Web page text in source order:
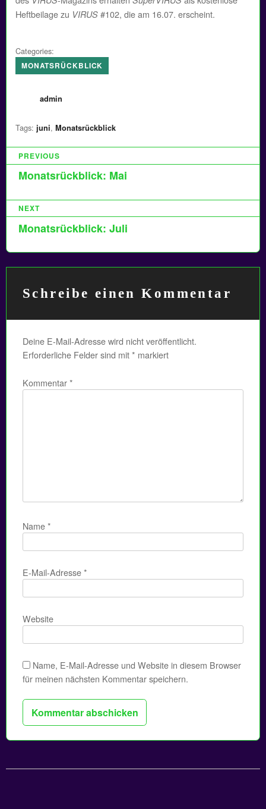
Heftbeilage zu VIRUS #102, die am 16.07. erscheint.
Categories:
MONATSRÜCKBLICK
Author
admin
Tags: juni, Monatsrückblick
B
i
t
a
PREVIOUS
Monatsrückblick: Mai
NEXT
Monatsrückblick: Juli
Schreibe einen Kommentar
Deine E-Mail-Adresse wird nicht veröffentlicht.
Erforderliche Felder sind mit* markiert
Kommentar*
Name*
E-Mail-Adresse*
Website
Name, E-Mail-Adresse und Website in diesem Browser
für meinen nächsten Kommentar speichern.